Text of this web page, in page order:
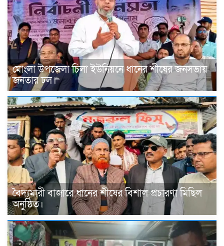
মোংলা উপজেলা চিলা ইউনিয়নে ধানের শীষের জনসভায়
জনতার ঢল।
বৈদ্যমারী বাজারে ধানের শীষের বিশাল প্রচারণা মিছিল
অনুষ্ঠিত।